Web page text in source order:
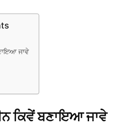
ਜਾਵੇ
ਕਿਵੇਂ ਬਣਾਇਆ ਜਾਵੇ